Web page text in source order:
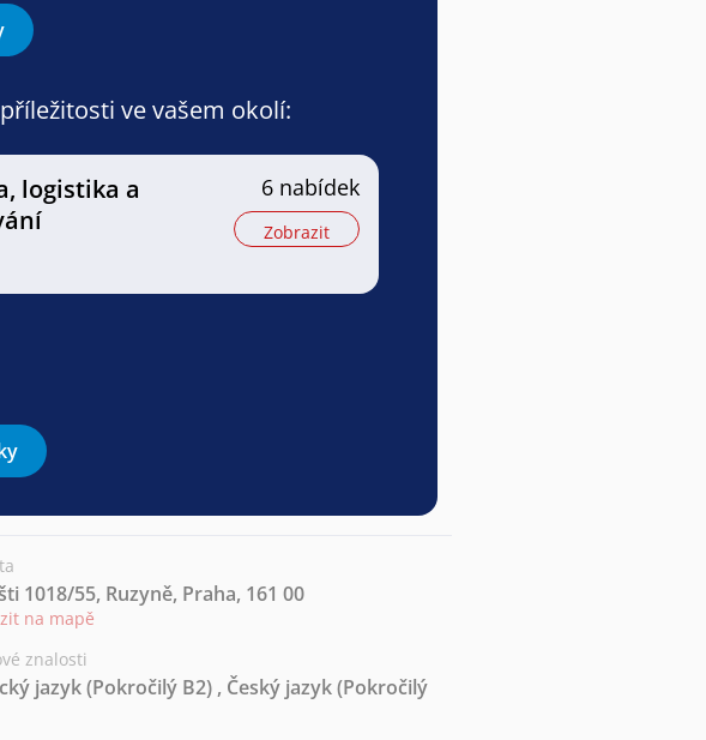
ve vašem okolí:
logistika a
6 nabídek
Zobrazit
1018/55, Ruzyně, Praha, 161 00
na mapě
znalosti
jazyk(Pokročilý B2) , Český jazyk(Pokročilý